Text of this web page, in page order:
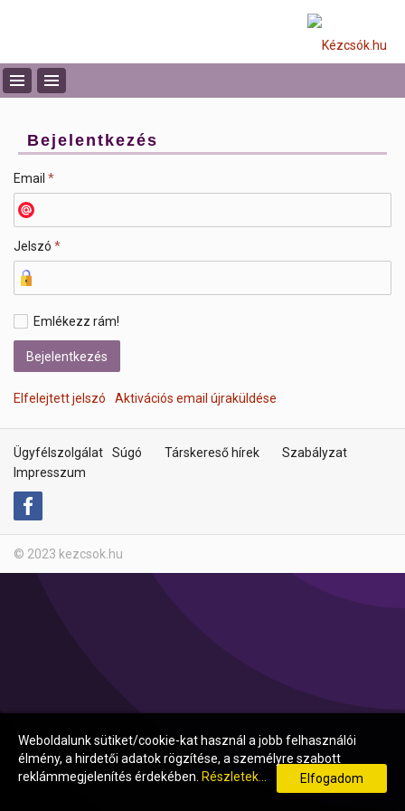
Bejelentkezés
Email *
Jelszó *
Emlékezz rám!
Elfelejtett jelszó Aktivációs email újraküldése
Ügyfélszolgálat Súgó Társkereső hírek
Szabályzat
Impresszum
© 2023 kezcsok.hu
Weboldalunk sütiket/cookie-kat használ a jobb felhasználói
élmény, a hirdetői adatok rögzítése, a személyre szabott
reklámmegjelenítés érdekében. Részletek... Elfogadom